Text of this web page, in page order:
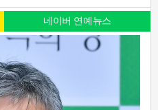
네이버 연예뉴스